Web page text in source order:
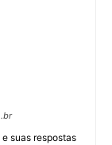
suas respostas